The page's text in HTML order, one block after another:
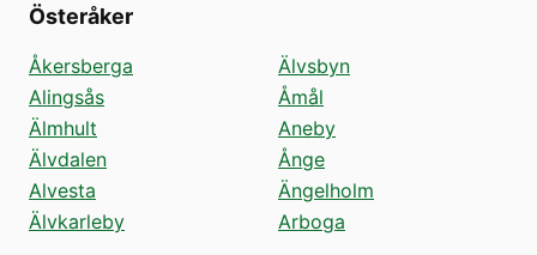
Österåker
Åkersberga
Alingsås
Älmhult
Älvdalen
Alvesta
Älvkarleby
Älvsbyn
Åmål
Aneby
Ånge
Ängelholm
Arboga